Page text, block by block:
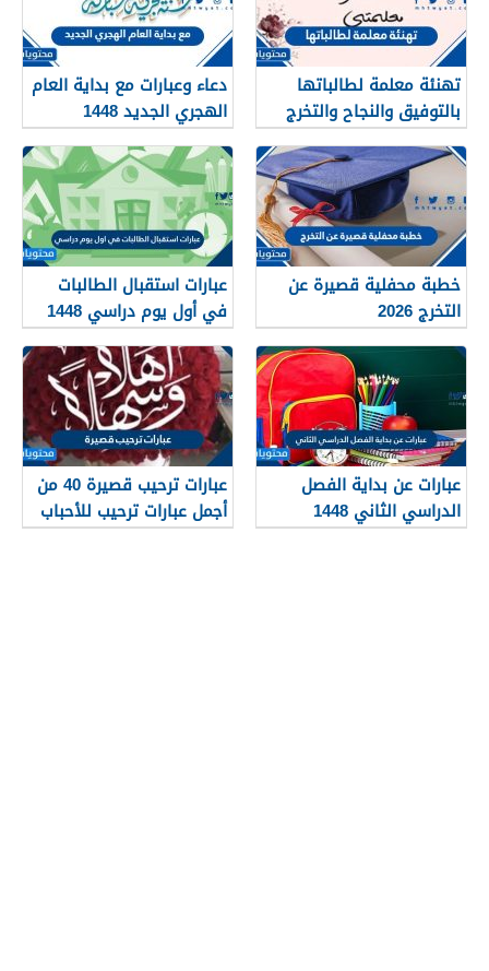
تهنئة معلمة لطالباتها
بالتوفيق والنجاح والتخرج
2026
دعاء وعبارات مع بداية العام
الهجري الجديد 1448
خطبة محفلية قصيرة عن
التخرج 2026
عبارات استقبال الطالبات
في أول يوم دراسي 1448
عبارات عن بداية الفصل
الدراسي الثاني 1448
عبارات ترحيب قصيرة 40 من
أجمل عبارات ترحيب للأحباب
والأصدقاء 2026